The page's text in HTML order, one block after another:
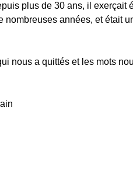
plus de 30 ans, il exerçait
nombreuses années, et était
nous a quittés et les mots